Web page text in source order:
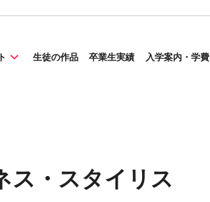
生徒の作品 卒業生実績 入学案内・学費
・スタイリス